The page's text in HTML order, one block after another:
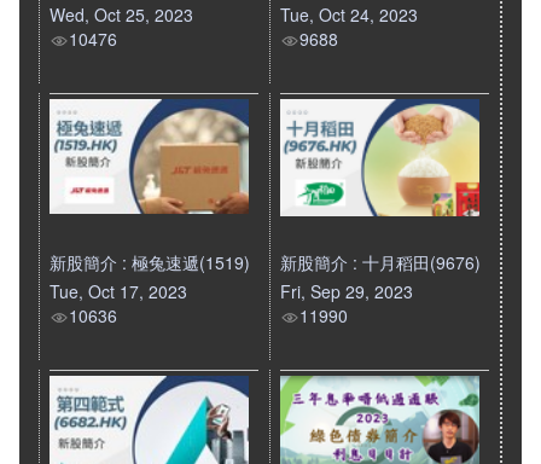
Wed, Oct 25, 2023
10476
Tue, Oct 24, 2023
9688
新股簡介 : 極兔速遞(1519)
Tue, Oct 17, 2023
10636
新股簡介 : 十月稻田(9676)
Fri, Sep 29, 2023
11990